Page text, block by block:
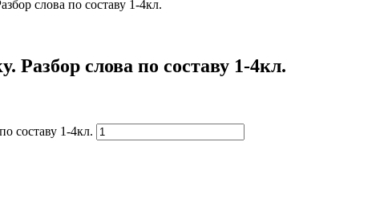
слова по составу 1-4кл.
слова по составу 1-4кл.
составу 1-4кл.